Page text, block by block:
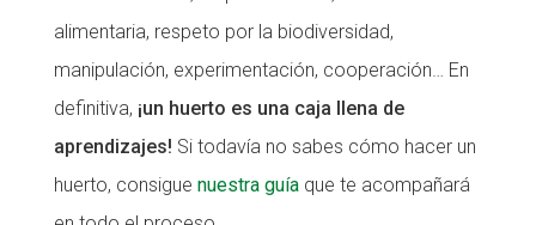
alimentaria, respeto por la biodiversidad,
manipulación, experimentación, cooperación… En
definitiva, ¡un huerto es una caja llena de
aprendizajes! Si todavía no sabes cómo hacer un
huerto, consigue nuestra guíaque te acompañará